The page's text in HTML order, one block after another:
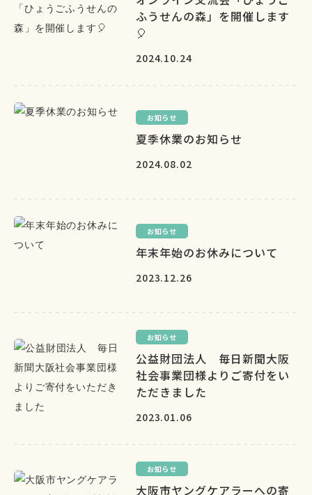
ふうせんの森」を開催します
🎈
2024.10.24
お知らせ
夏季休業のお知らせ
2024.08.02
お知らせ
年末年始のお休みについて
2023.12.26
お知らせ
公益財団法人 毎日新聞大阪
社会事業団様よりご寄付をい
ただきました
2023.01.06
お知らせ
大阪市ヤングケアラーへの寄